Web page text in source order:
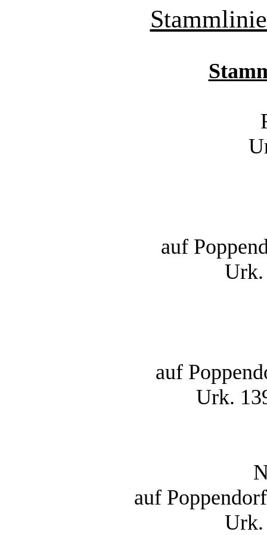
auf
Urk.
auf
Urk.
auf
Urk.